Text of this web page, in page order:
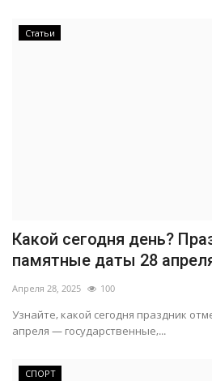
Статьи
Какой сегодня день?
памятные даты 28
Апреля 28, 2025 100
Узнайте, какой сегодня праздник
апреля — государственные,...
СПОРТ